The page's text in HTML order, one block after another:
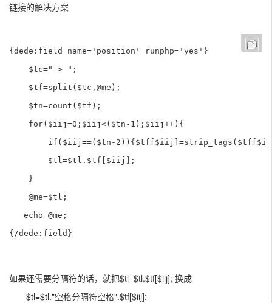
链接的解决方案
{dede:field name='position' runphp='yes'}
    $tc=" > ";
    $tf=split($tc,@me);
    $tn=count($tf);
    for($iij=0;$iij<($tn-1);$iij++){
if($iij==($tn-
        $tl=$tl.$tf[$iij];
    }
    @me=$tl;
   echo @me;
{/dede:field}
如果还需要分隔符的话，就把$tl=$tl.$tf[$iij]; 换成
$tl=$tl."空格分隔符空格".$tf[$iij];